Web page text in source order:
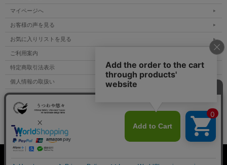
マイページへ
お客様の声を見る
お気に入りリストを見る
ご利用案内
特定商取引法表示
個人情報の取扱い
サイトマップ
メルマガ登録
お問い合わせ